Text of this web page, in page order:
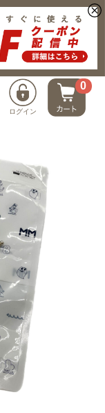
ログイン
0